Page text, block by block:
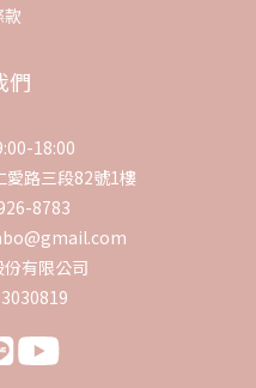
款
們
18:00
愛路三段82號1樓
8783
有限公司